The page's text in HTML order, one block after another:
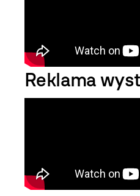
Reklama